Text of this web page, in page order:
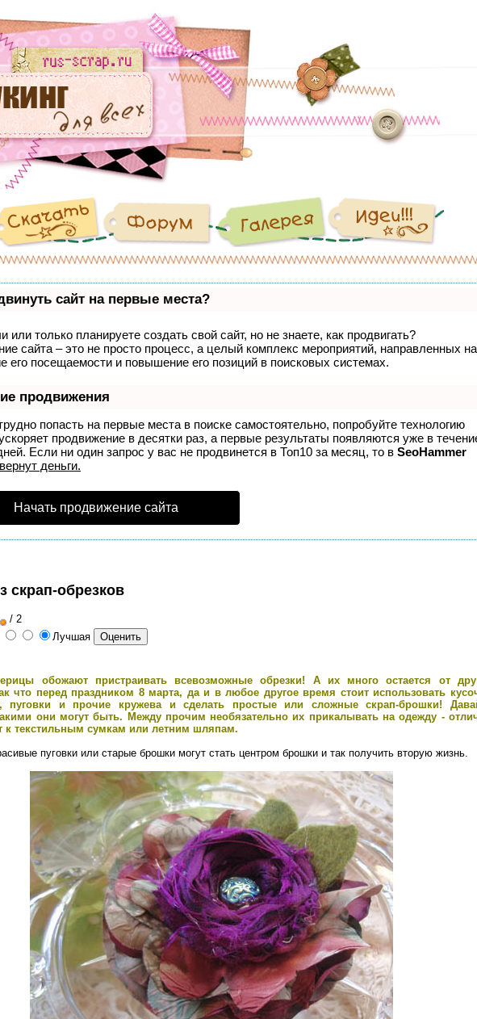
сайт на первые места?
или только планируете создать свой сайт, но не знаете, как продвигать?
сайта – это не просто процесс, а целый комплекс мероприятий, направленных на
его посещаемости и повышение его позиций в поисковых системах.
продвижения
попасть на первые места в поиске самостоятельно, попробуйте технологию
продвижение в десятки раз, а первые результаты появляются уже в
Если ни один запрос у вас не продвинется в Топ10 за месяц, то в SeoHammer
вернут деньги.
Начать продвижение сайта
скрап-обрезков
/ 2
Лучшая
обожают пристраивать всевозможные обрезки! А их много остается от
что перед праздником 8 марта, да и в любое другое время стоит использовать
пуговки и прочие кружева и сделать простые или сложные скрап-брошки!
они могут быть. Между прочим необязательно их прикалывать на одежду -
к текстильным сумкам или летним шляпам.
пуговки или старые брошки могут стать центром брошки и так получить вторую жизнь.